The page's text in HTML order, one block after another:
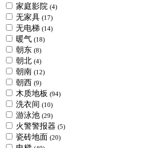
家庭影院 (4)
无家具 (17)
无电梯 (14)
暖气 (18)
朝东 (8)
朝北 (4)
朝南 (12)
朝西 (9)
木质地板 (94)
洗衣间 (10)
游泳池 (29)
火警警报器 (5)
瓷砖地面 (20)